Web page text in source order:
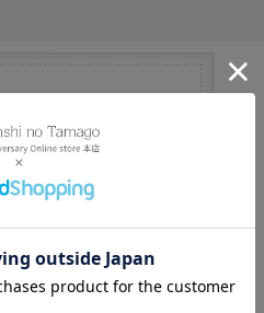
7日
13時までのご注文で即日発送。
３営業日程で発送。